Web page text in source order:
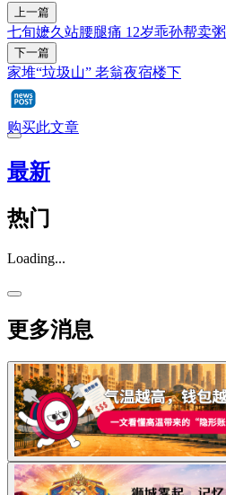
上一篇
七旬嬷久站腰腿痛 12岁乖孙帮卖粥
下一篇
家堆“垃圾山” 老翁夜宿楼下
购买此文章
最新
热门
Loading...
更多消息